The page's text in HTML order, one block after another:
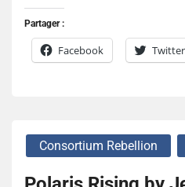
Partager :
Facebook Twitter
Consortium Rebellion